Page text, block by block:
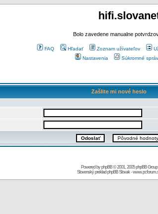
Bolo zavedene manualne
FAQ Hľadať Zoznam užívateľov
Nastavenia
Súkromné
Zašlite mi nové heslo
Powered byphpBB© 2001, 2005 phpBB Group
Slovenský preklad phpBB Slovak-